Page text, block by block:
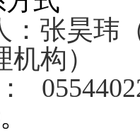
：张昊玮
机构）